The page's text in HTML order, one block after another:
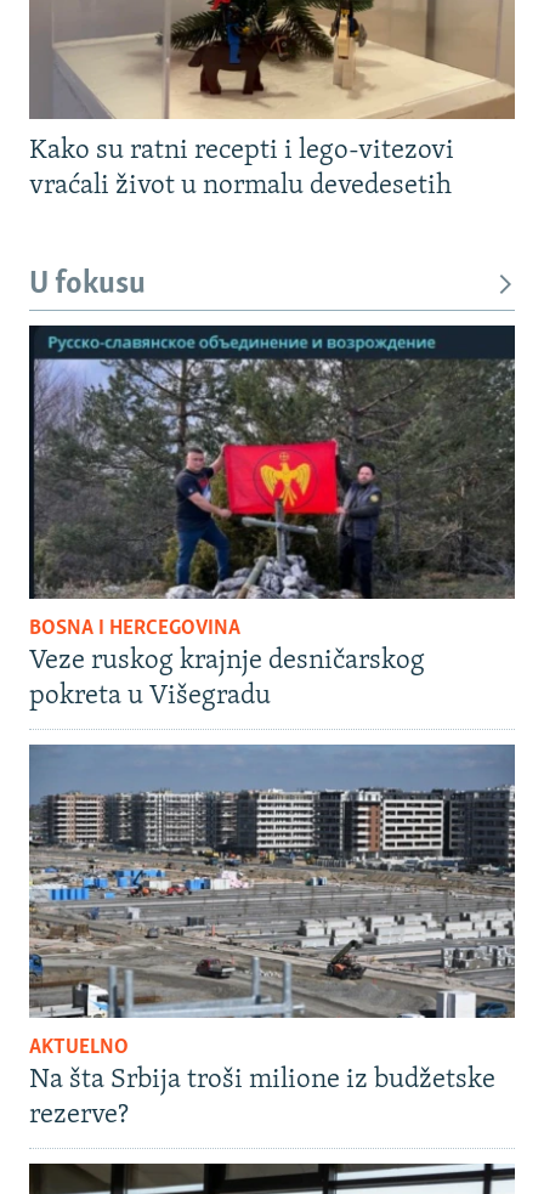
Kako su ratni recepti i lego-vitezovi
vraćali život u normalu devedesetih
U fokusu
BOSNA I HERCEGOVINA
Veze ruskog krajnje desničarskog
pokreta u Višegradu
AKTUELNO
Na šta Srbija troši milione iz budžetske
rezerve?